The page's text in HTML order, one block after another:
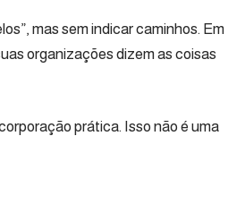
mas sem indicar caminhos. Em
organizações dizem as coisas
prática. Isso não é uma